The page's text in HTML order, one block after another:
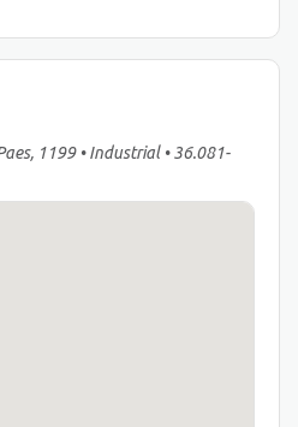
1199 • Industrial • 36.081-